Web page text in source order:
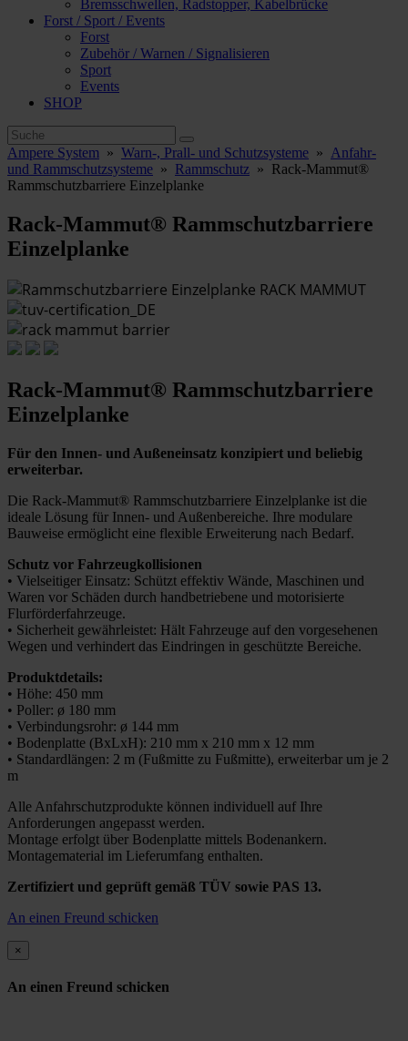
Bremsschwellen, Radstopper, Kabelbrücke
Forst / Sport / Events
Forst
Zubehör / Warnen / Signalisieren
Sport
Events
SHOP
Ampere System » Warn-, Prall- und Schutzsysteme »
Anfahr-
und Rammschutzsysteme » Rammschutz » Rack-Mammut®
Rammschutzbarriere Einzelplanke
Rack-Mammut® Rammschutzbarriere
Einzelplanke
Rack-Mammut® Rammschutzbarriere
Einzelplanke
Für den Innen- und Außeneinsatz konzipiert und beliebig
erweiterbar.
Die Rack-Mammut® Rammschutzbarriere Einzelplanke ist die
ideale Lösung für Innen- und Außenbereiche. Ihre modulare
Bauweise ermöglicht eine flexible Erweiterung nach Bedarf.
Schutz vor Fahrzeugkollisionen
• Vielseitiger Einsatz: Schützt effektiv Wände, Maschinen und
Waren vor Schäden durch handbetriebene und motorisierte
Flurförderfahrzeuge.
• Sicherheit gewährleistet: Hält Fahrzeuge auf den vorgesehenen
Wegen und verhindert das Eindringen in geschützte Bereiche.
Produktdetails:
• Höhe: 450 mm
• Poller: ø 180 mm
• Verbindungsrohr: ø 144 mm
• Bodenplatte (BxLxH): 210 mm x 210 mm x 12 mm
• Standardlängen: 2 m (Fußmitte zu Fußmitte), erweiterbar um je 2
m
Alle Anfahrschutzprodukte können individuell auf Ihre
Anforderungen angepasst werden.
Montage erfolgt über Bodenplatte mittels Bodenankern.
Montagematerial im Lieferumfang enthalten.
Zertifiziert und geprüft gemäß TÜV sowie PAS 13.
An einen Freund schicken
×
An einen Freund schicken